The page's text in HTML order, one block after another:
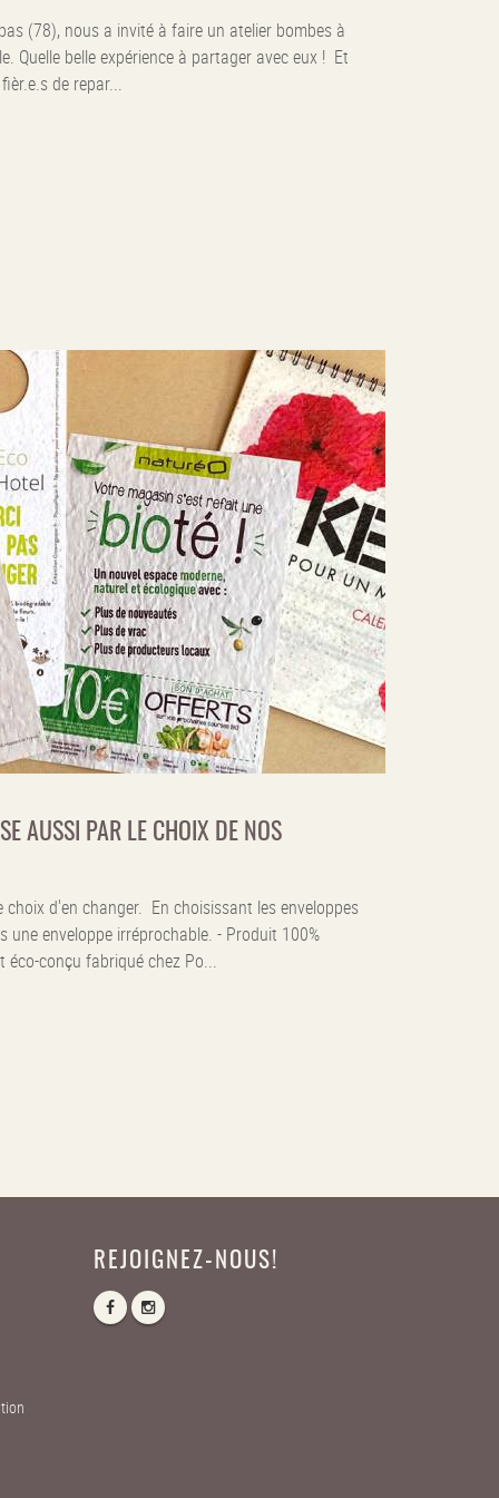
(78), nous a invité à faire un atelier bombes à
Quelle belle expérience à partager avec eux ! Et
de repar...
AUSSI PAR LE CHOIX DE NOS
d'en changer. En choisissant les enveloppes
une enveloppe irréprochable. - Produit 100%
éco-conçu fabriqué chez Po...
REJOIGNEZ-NOUS!